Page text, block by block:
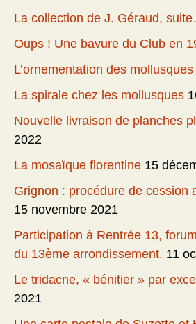
La collection de J. Géraud,
Oups ! Une bavure du Club en
L’ornementation des mollusques
La spirale chez les mollusques
Nouvelle livraison de planches
2022
La mosaïque florentine 15
Grignon : procédure de cession
15 novembre 2021
Participation à Rentrée 13,
du 13ème arrondissement. 11
Le tridacne, « bénitier » par
2021